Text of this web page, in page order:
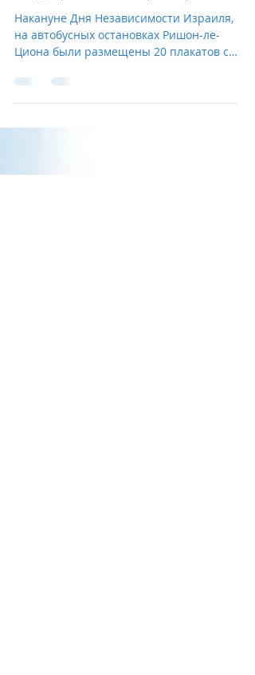
Israeli Friends of Ukraine - IFU
5 мая 2022 г.
Народ Израиля
поддерживает Украину
Накануне Дня Независимости Израиля,